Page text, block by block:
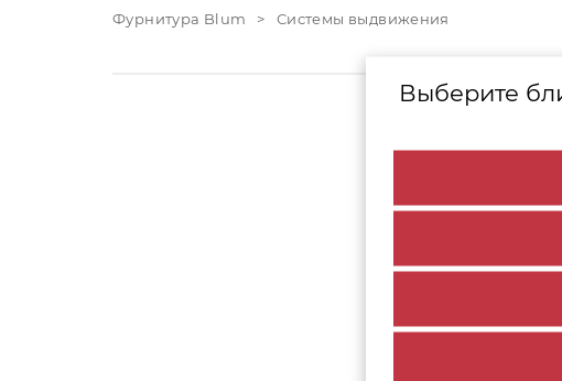
Выберите
Фурнитура Blum > Системы выдвижения